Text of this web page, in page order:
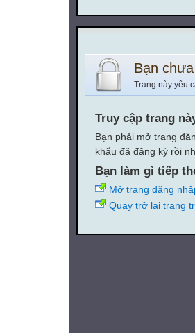
Bạn
Trang này yêu
Truy cập trang
Bạn phải mở trang
khẩu đã đăng ký rồi
Bạn làm gì tiếp
Mở trang đăng
Quay trở lại trang